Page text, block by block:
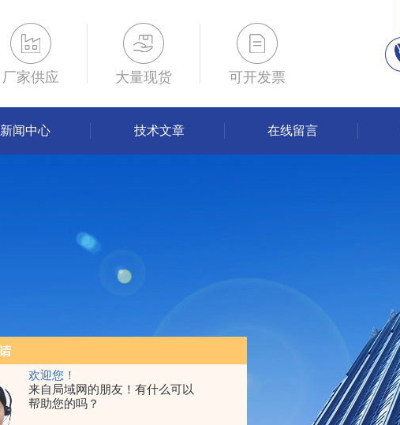
欢迎您！
来自局域网的朋友！有什么可以
帮助您的吗？
厂家供应 大量现货 可开发票
新闻中心 技术文章 在线留言